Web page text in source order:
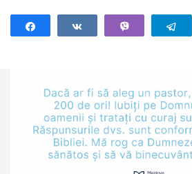
Evanghelie, Radu
Blendarencu care
acest portal. Radu a
candidat în mod
independent pentru
poziţia de consilier
în consiliul local…